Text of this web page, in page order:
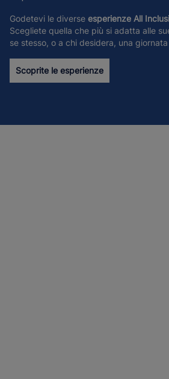
Godetevi le diverse esperienze All
Scegliete quella che più si adatta alle
se stesso, o a chi desidera, una
Scoprite le esperienze